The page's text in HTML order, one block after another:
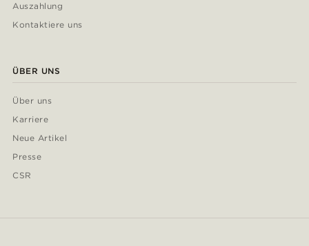
Auszahlung
Kontaktiere uns
ÜBER UNS
Über uns
Karriere
Neue Artikel
Presse
CSR